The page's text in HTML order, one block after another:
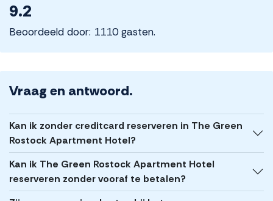
9.2
Beoordeeld door: 1110 gasten.
Vraag en antwoord.
Kan ik zonder creditcard reserveren in The Green
Rostock Apartment Hotel?
Kan ik The Green Rostock Apartment Hotel
reserveren zonder vooraf te betalen?